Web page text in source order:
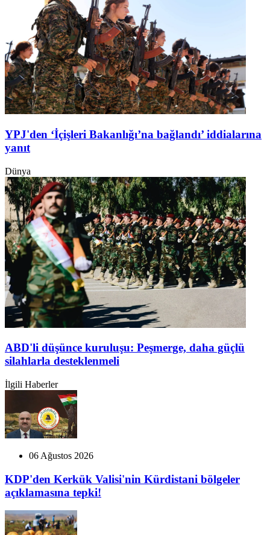
YPJ'den ‘İçişleri Bakanlığı’na bağlandı’ iddialarına
yanıt
Dünya
ABD'li düşünce kuruluşu: Peşmerge, daha güçlü
silahlarla desteklenmeli
İlgili Haberler
06 Ağustos 2026
KDP'den Kerkük Valisi'nin Kürdistani bölgeler
açıklamasına tepki!